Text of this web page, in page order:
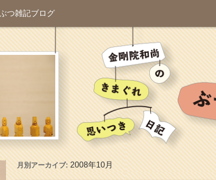
つ雑記ブログ
月別アーカイブ:2008年10月